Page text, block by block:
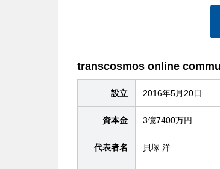
transcosmos online
設立 2016年5月20日
資本金 3億7400万円
代表者名 貝塚 洋